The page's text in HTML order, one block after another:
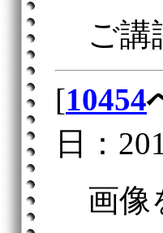
ご講
[10454
日：
画像